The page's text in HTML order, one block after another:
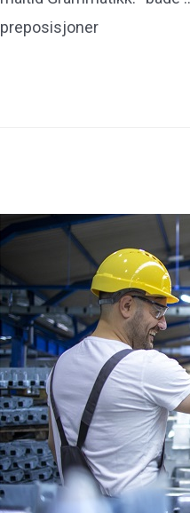
preposisjoner